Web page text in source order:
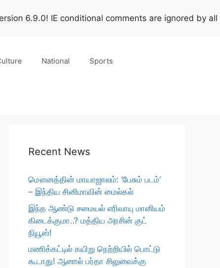
6.9.0! IE conditional comments are ignored by all
National Sports
Recent News
மௌனத்தின் மாயாஜாலம்: ‘பேசும் படம்’
– இந்திய சினிமாவின் மைல்கல்
இந்த ஆண்டு சமையல் எரிவாயு மானியம்
கிடைக்குமா..? மத்திய அரசின் குட்
நியூஸ்!
மணிக்கட்டில் கயிறு நெற்றியில் பொட்டு
கூடாது! ஆனால் பர்தா சிலுவைக்கு